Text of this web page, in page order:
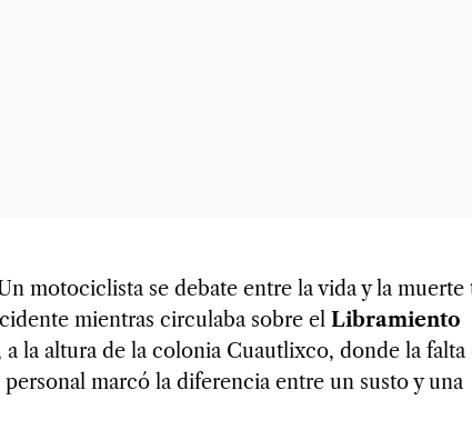
motociclista se debate entre la vida y la muerte
mientras circulaba sobre el Libramiento
a la altura de la colonia Cuautlixco, donde la falta
marcó la diferencia entre un susto y una